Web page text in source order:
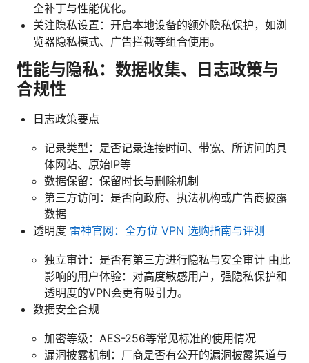
全补丁与性能优化。
关注隐私设置：开启本地设备的额外隐私保护，如浏
览器隐私模式、广告拦截等组合使用。
性能与隐私：数据收集、日志政策与
合规性
日志政策要点
记录类型：是否记录连接时间、带宽、所访问的具
体网站、原始IP等
数据保留：保留时长与删除机制
第三方访问：是否向政府、执法机构或广告商披露
数据
透明度 雷神官网：全方位 VPN 选购指南与评测
独立审计：是否有第三方进行隐私与安全审计 由此
影响的用户体验：对高度敏感用户，强隐私保护和
透明度的VPN会更有吸引力。
数据安全合规
加密等级：AES-256等常见标准的使用情况
漏洞披露机制：厂商是否有公开的漏洞披露渠道与